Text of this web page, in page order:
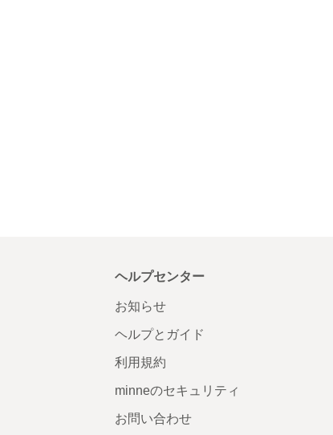
ヘルプセンター
お知らせ
ヘルプとガイド
利用規約
minneのセキュリティ
お問い合わせ